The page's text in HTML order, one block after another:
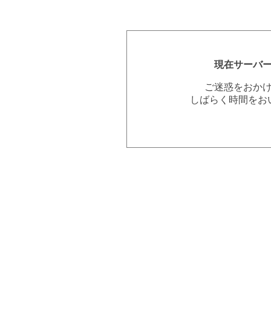
現在サーバ
ご迷惑をおか
しばらく時間を